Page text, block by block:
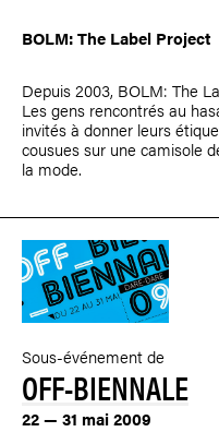
BOLM: The Label Project
Depuis 2003, BOLM: The
Les gens rencontrés au
invités à donner leurs
cousues sur une camisole
la mode.
Sous-événement de
OFF-BIENNALE
22 — 31 mai 2009